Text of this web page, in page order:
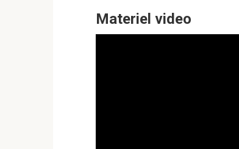
Materiel video